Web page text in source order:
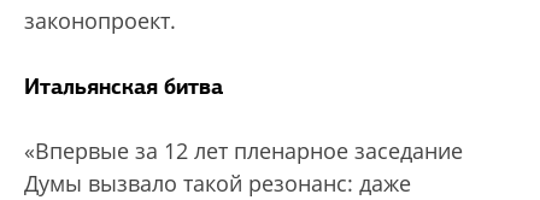
законопроект.
Итальянская битва
«Впервые за 12 лет пленарное заседание
Думы вызвало такой резонанс: даже